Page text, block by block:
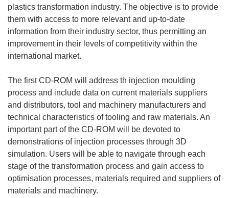
plastics transformation industry. The objective is to provide
them with access to more relevant and up-to-date
information from their industry sector, thus permitting an
improvement in their levels of competitivity within the
international market.
The first CD-ROM will address th injection moulding
process and include data on current materials suppliers
and distributors, tool and machinery manufacturers and
technical characteristics of tooling and raw materials. An
important part of the CD-ROM will be devoted to
demonstrations of injection processes through 3D
simulation. Users will be able to navigate through each
stage of the transformation process and gain access to
optimisation processes, materials required and suppliers of
materials and machinery.